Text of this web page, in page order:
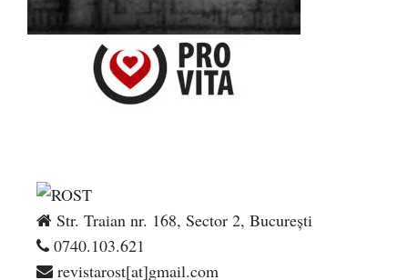
Str. Traian nr. 168, Sector 2, București
0740.103.621
revistarost[at]gmail.com